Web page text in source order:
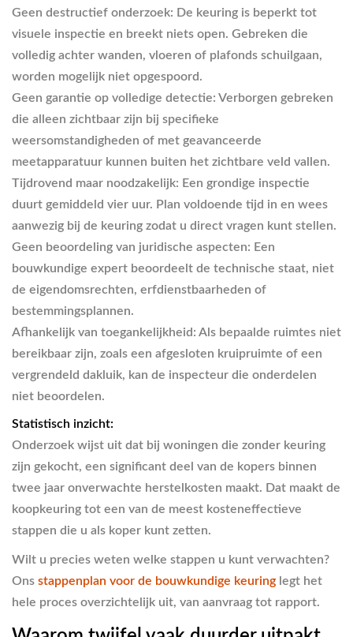
Geen destructief onderzoek: De keuring is beperkt tot
visuele inspectie en breekt niets open. Gebreken die
volledig achter wanden, vloeren of plafonds schuilgaan,
worden mogelijk niet opgespoord.
Geen garantie op volledige detectie: Verborgen gebreken
die alleen zichtbaar zijn bij specifieke
weersomstandigheden of met geavanceerde
meetapparatuur kunnen buiten het zichtbare veld vallen.
Tijdrovend maar noodzakelijk: Een grondige inspectie
duurt gemiddeld vier uur. Plan voldoende tijd in en wees
aanwezig bij de keuring zodat u direct vragen kunt stellen.
Geen beoordeling van juridische aspecten: Een
bouwkundige expert beoordeelt de technische staat, niet
de eigendomsrechten, erfdienstbaarheden of
bestemmingsplannen.
Afhankelijk van toegankelijkheid: Als bepaalde ruimtes niet
bereikbaar zijn, zoals een afgesloten kruipruimte of een
vergrendeld dakluik, kan de inspecteur die onderdelen
niet beoordelen.
Statistisch inzicht:
Onderzoek wijst uit dat bij woningen die zonder keuring
zijn gekocht, een significant deel van de kopers binnen
twee jaar onverwachte herstelkosten maakt. Dat maakt de
koopkeuring tot een van de meest kosteneffectieve
stappen die u als koper kunt zetten.
Wilt u precies weten welke stappen u kunt verwachten?
Ons stappenplan voor de bouwkundige keuring legt het
hele proces overzichtelijk uit, van aanvraag tot rapport.